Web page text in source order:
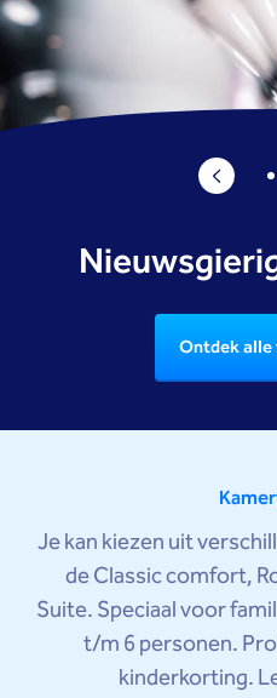
Ontdek
Je kan kiezen uit
de Classic comfort,
Suite. Speciaal voor
t/m 6 personen.
kinderkorting.